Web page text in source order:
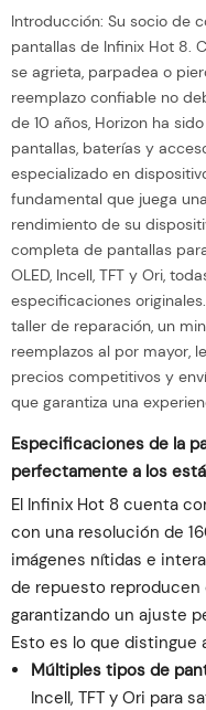
Introducción: Su socio de
pantallas de Infinix Hot 8.
se agrieta, parpadea o
reemplazo confiable no
de 10 años, Horizon ha
pantallas, baterías y
especializado en
fundamental que juega
rendimiento de su
completa de pantallas
OLED, Incell, TFT y Ori,
especificaciones
taller de reparación, un
reemplazos al por mayor,
precios competitivos y
que garantiza una
Especificaciones de la
perfectamente a los
El Infinix Hot 8 cuenta
con una resolución de
imágenes nítidas e
de repuesto
garantizando un ajuste
Esto es lo que distingue
Múltiples tipos de
Incell, TFT y Ori para